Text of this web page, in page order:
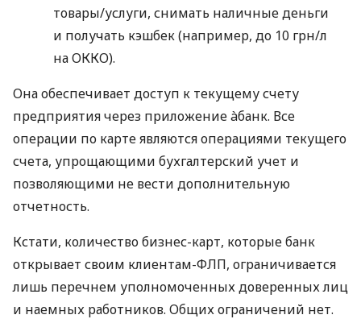
товары/услуги, снимать наличные деньги
и получать кэшбек (например, до 10 грн/л
на ОККО).
Она обеспечивает доступ к текущему счету
предприятия через приложение àбанк. Все
операции по карте являются операциями текущего
счета, упрощающими бухгалтерский учет и
позволяющими не вести дополнительную
отчетность.
Кстати, количество бизнес-карт, которые банк
открывает своим клиентам-ФЛП, ограничивается
лишь перечнем уполномоченных доверенных лиц
и наемных работников. Общих ограничений нет.